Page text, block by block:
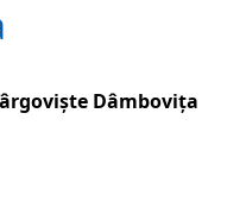
Dâmboviţa